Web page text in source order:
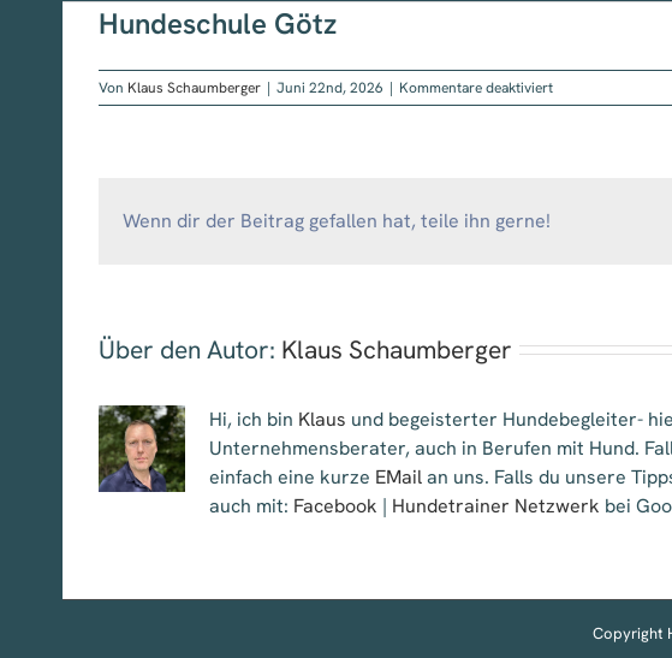
Hundeschule Götz
Von Klaus Schaumberger | Juni 22nd, 2026 | Kommentare deaktiviertfür
Hundeschule
Wenn dir der Beitrag gefallen hat, teile ihn gerne!
Über den Autor: Klaus Schaumberger
Hi, ich bin Klaus und begeisterter Hundebegleiter-
Unternehmensberater, auch in Berufen mit Hund.
einfach eine kurze EMailan uns. Falls du unsere
auch mit: Facebook | Hundetrainer Netzwerk bei
Copyright